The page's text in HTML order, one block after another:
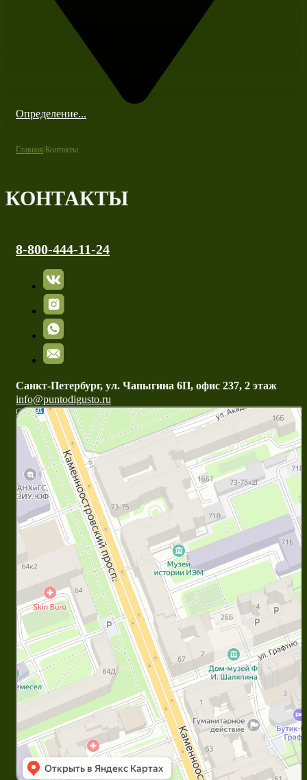
Определение...
Главная/Контакты
КОНТАКТЫ
8-800-444-11-24
Санкт-Петербург, ул. Чапыгина 6П, офис 237, 2 этаж
info@puntodigusto.ru
Санкт‑Петербург
Улица Чапыгина, 6П — Яндекс Карты